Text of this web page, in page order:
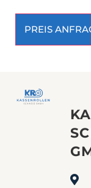
PREIS